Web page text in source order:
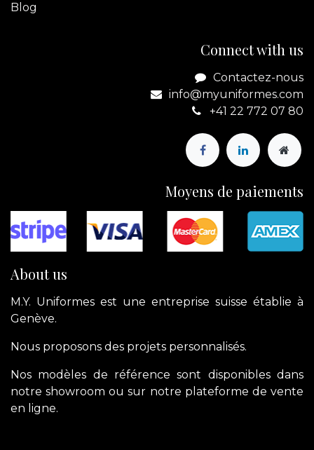
Blog
Connect with us
Contactez-nous
info@myuniformes.com
+41 22 772 07 80
Moyens de paiements
About us
M.Y. Uniformes est une entreprise suisse établie à
Genève.
Nous proposons des projets personnalisés.
Nos modèles de référence sont disponibles dans
notre showroom ou sur notre plateforme de vente
en ligne.